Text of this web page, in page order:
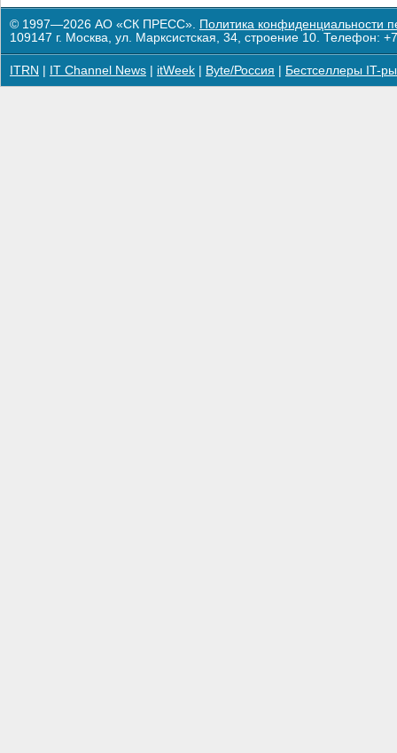
© 1997—2026 АО «СК ПРЕСС». Политика конфиденциальности
109147 г. Москва, ул. Марксистская, 34, строение 10. Телефон:
ITRN IT Channel News itWeek Byte/Россия Бестселлеры IT-